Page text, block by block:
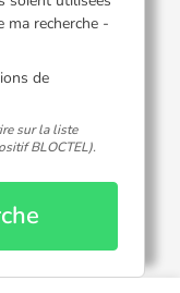
ma recherche -
de
sur la liste
BLOCTEL).